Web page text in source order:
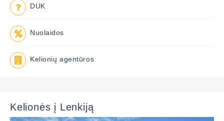
DUK
Nuolaidos
Kelionių agentūros
Kelionės į Lenkiją